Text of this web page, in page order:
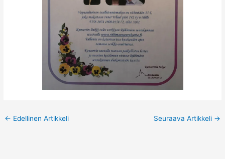
← Edellinen Artikkeli Seuraava Artikkeli →